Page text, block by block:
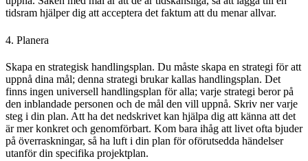
tidsram hjälper dig att acceptera det faktum att du menar allvar.
4. Planera
Skapa en strategisk handlingsplan. Du måste skapa en strategi för att
uppnå dina mål; denna strategi brukar kallas handlingsplan. Det
finns ingen universell handlingsplan för alla; varje strategi beror på
den inblandade personen och de mål den vill uppnå. Skriv ner varje
steg i din plan. Att ha det nedskrivet kan hjälpa dig att känna att det
är mer konkret och genomförbart. Kom bara ihåg att livet ofta bjuder
på överraskningar, så ha luft i din plan för oförutsedda händelser
utanför din specifika projektplan.